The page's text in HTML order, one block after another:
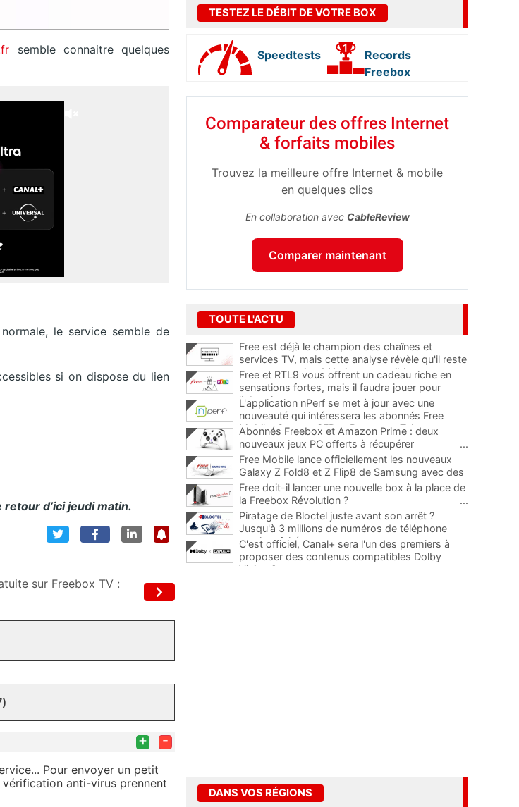
semble connaitre quelques
le service semble de
si on dispose du lien
d’ici jeudi matin.
sur Freebox TV :
+ -
Pour envoyer un petit
anti-virus prennent
TESTEZ LE DÉBIT DE VOTRE BOX
Speedtests
Records
Freebox
Comparateur des offres Internet
& forfaits mobiles
Trouvez la meilleure offre Internet & mobile
en quelques clics
En collaboration avec CableReview
Comparer maintenant
TOUTE L'ACTU
Free est déjà le champion des chaînes et
services TV, mais cette analyse révèle qu'il reste
encore au moins 141 ajouts possibles
Free et RTL9 vous offrent un cadeau riche en
sensations fortes, mais il faudra jouer pour
l'obtenir
L'application nPerf se met à jour avec une
nouveauté qui intéressera les abonnés Free
Mobile, Orange, SFR et Bouygues Telecom
Abonnés Freebox et Amazon Prime : deux
nouveaux jeux PC offerts à récupérer
...
Free Mobile lance officiellement les nouveaux
Galaxy Z Fold8 et Z Flip8 de Samsung avec des
promos et des cadeaux
...
Free doit-il lancer une nouvelle box à la place de
la Freebox Révolution ?
...
Piratage de Bloctel juste avant son arrêt ?
Jusqu'à 3 millions de numéros de téléphone
auraient fuité
C'est officiel, Canal+ sera l'un des premiers à
proposer des contenus compatibles Dolby
Vision 2
DANS VOS RÉGIONS